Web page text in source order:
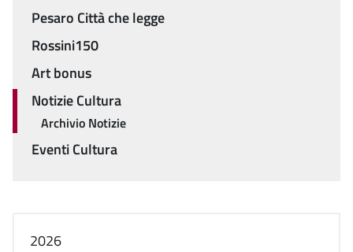
Pesaro Città che legge
Rossini150
Art bonus
Notizie Cultura
Archivio Notizie
Eventi Cultura
2026